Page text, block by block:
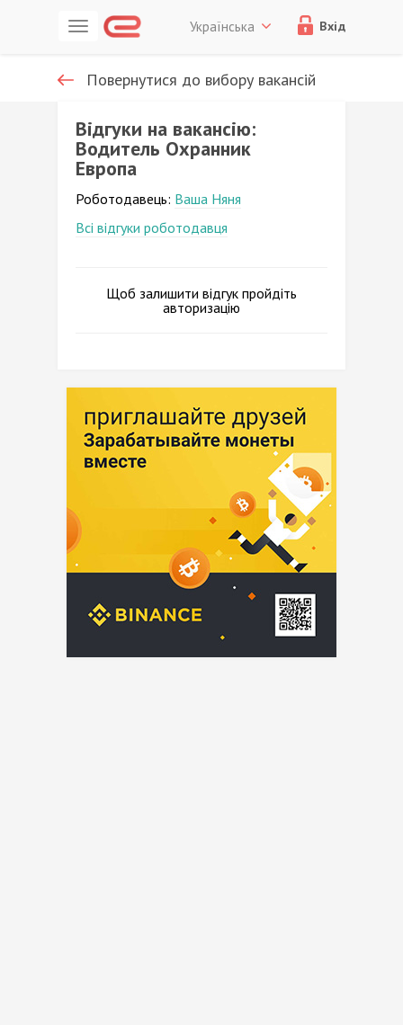
Вхід
Українська
Повернутися до вибору вакансій
Відгуки на вакансію:
Водитель Охранник
Европа
Роботодавець: Ваша Няня
Всі відгуки роботодавця
Щоб залишити відгук пройдіть
авторизацію